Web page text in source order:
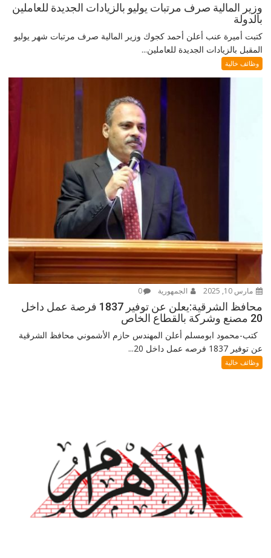
وزير المالية صرف مرتبات يوليو بالزيادات الجديدة للعاملين
بالدولة
كتبت أميرة عنب أعلن أحمد كجوك وزير المالية صرف مرتبات شهر يوليو
المقبل بالزيادات الجديدة للعاملين...
وظائف خالية
مارس 10, 2025 الجمهورية 0
محافظ الشرقية:يعلن عن توفير 1837 فرصة عمل داخل
20 مصنع وشركة بالقطاع الخاص
كتب-محمود ابومسلم أعلن المهندس حازم الأشموني محافظ الشرقية
عن توفير 1837 فرصه عمل داخل 20...
وظائف خالية